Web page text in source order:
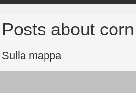
Posts about corn
Sulla mappa